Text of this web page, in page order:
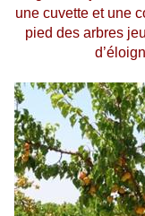
une cuvette et une
pied des arbres